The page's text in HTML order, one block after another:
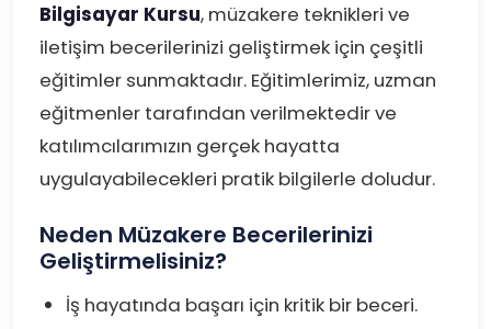
Bilgisayar Kursu, müzakere teknikleri ve
iletişim becerilerinizi geliştirmek için çeşitli
eğitimler sunmaktadır. Eğitimlerimiz, uzman
eğitmenler tarafından verilmektedir ve
katılımcılarımızın gerçek hayatta
uygulayabilecekleri pratik bilgilerle doludur.
Neden Müzakere Becerilerinizi
Geliştirmelisiniz?
İş hayatında başarı için kritik bir beceri.